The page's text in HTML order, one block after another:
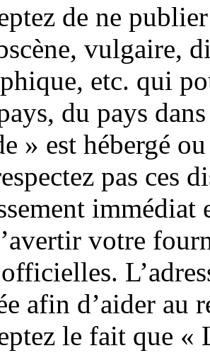
de ne
vulgaire,
etc. qui
du pays
» est hébergé
pas ces
votre
afin d’aider au
le fait que